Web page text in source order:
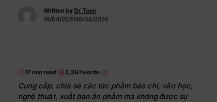
Written by Dr Toan
16/04/202018/04/2020
17 min read 3,397words
Cung cấp, chia sẻ các tác phẩm báo chí, văn học,
nghệ thuật, xuất bản ấn phẩm mà không được sự